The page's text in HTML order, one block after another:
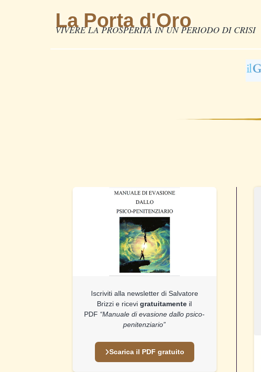
La Porta d'Oro
VIVERE LA PROSPERITÀ IN UN PERIODO DI CRISI
Iscriviti alla newsletter di Salvatore
Brizzi e ricevigratuitamente il
PDF “Manuale di evasione dallo psico-
penitenziario”
Scarica il PDF gratuito